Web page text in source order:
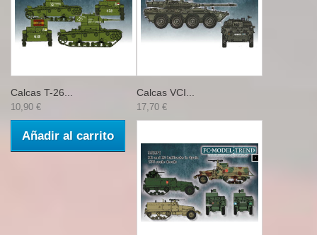
Calcas T-26...
10,90 €
Añadir al carrito
Calcas VCI...
17,70 €